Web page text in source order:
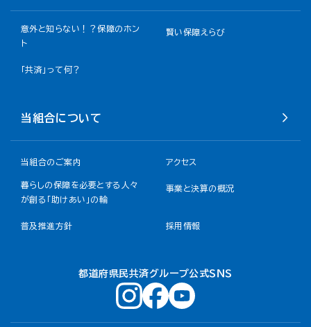
意外と知らない！？保障のホン
ト
賢い保障えらび
「共済」って何？
当組合について
当組合のご案内 アクセス
暮らしの保障を必要とする人々
が創る「助けあい」の輪
事業と決算の概況
普及推進方針 採用情報
都道府県民共済グループ公式ＳＮＳ